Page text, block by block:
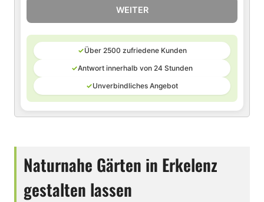
WEITER
✓Über 2500 zufriedene Kunden
✓Antwort innerhalb von 24 Stunden
✓Unverbindliches Angebot
Naturnahe Gärten in Erkelenz
gestalten lassen